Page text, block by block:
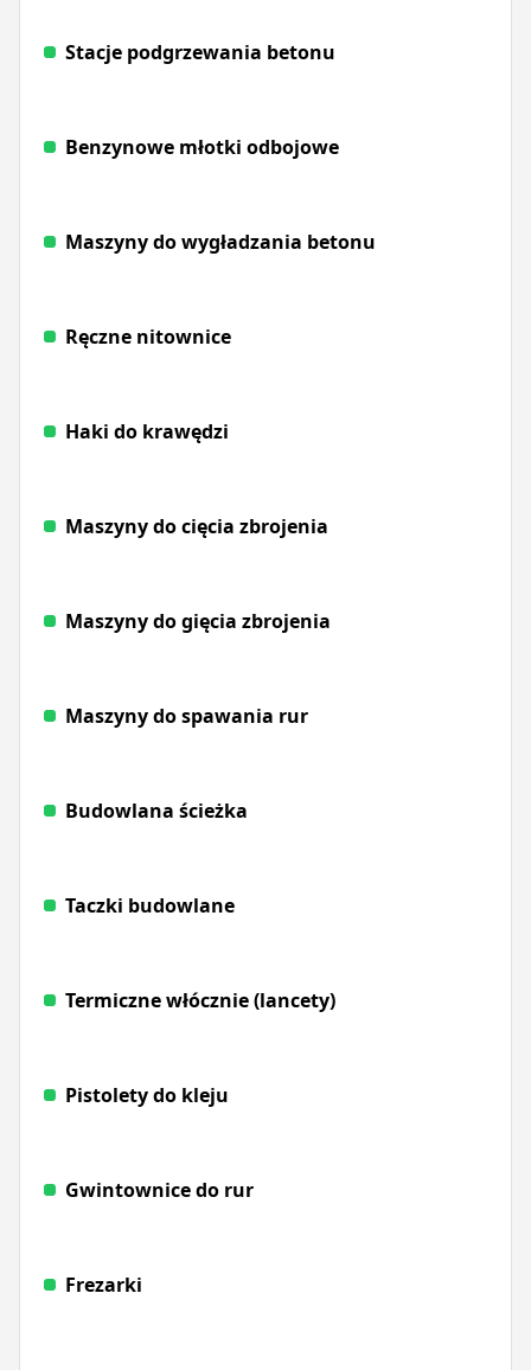
Stacje podgrzewania betonu
Benzynowe młotki odbojowe
Maszyny do wygładzania betonu
Ręczne nitownice
Haki do krawędzi
Maszyny do cięcia zbrojenia
Maszyny do gięcia zbrojenia
Maszyny do spawania rur
Budowlana ścieżka
Taczki budowlane
Termiczne włócznie (lancety)
Pistolety do kleju
Gwintownice do rur
Frezarki